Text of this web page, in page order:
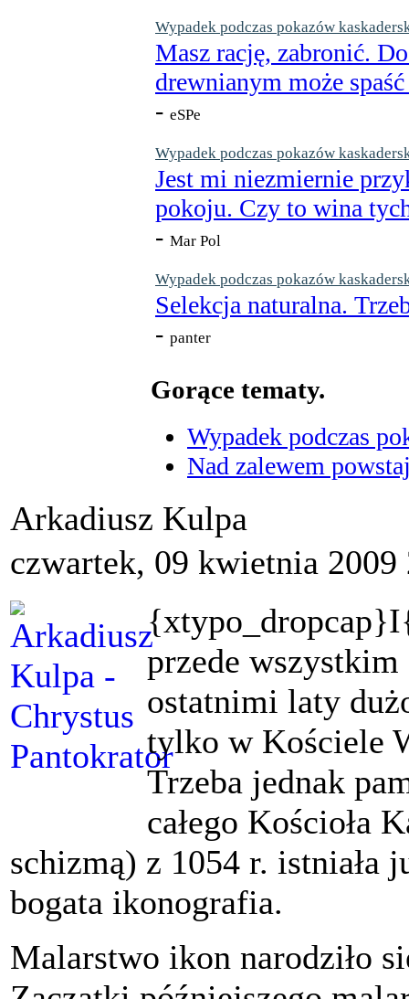
Wypadek podczas pokazów
Masz rację, zabronić.
drewnianym może
- eSPe
Wypadek podczas pokazów
Jest mi niezmiernie
pokoju. Czy to wina
- Mar Pol
Wypadek podczas pokazów
Selekcja naturalna.
- panter
Gorące tematy.
Wypadek podczas
Nad zalewem
Arkadiusz Kulpa
czwartek, 09 kwietnia 2009
przede wszystkim
ostatnimi laty
tylko w Kościele
Trzeba jednak
całego Kościoła
schizmą) z 1054 r. istniała
bogata ikonografia.
Malarstwo ikon narodziło